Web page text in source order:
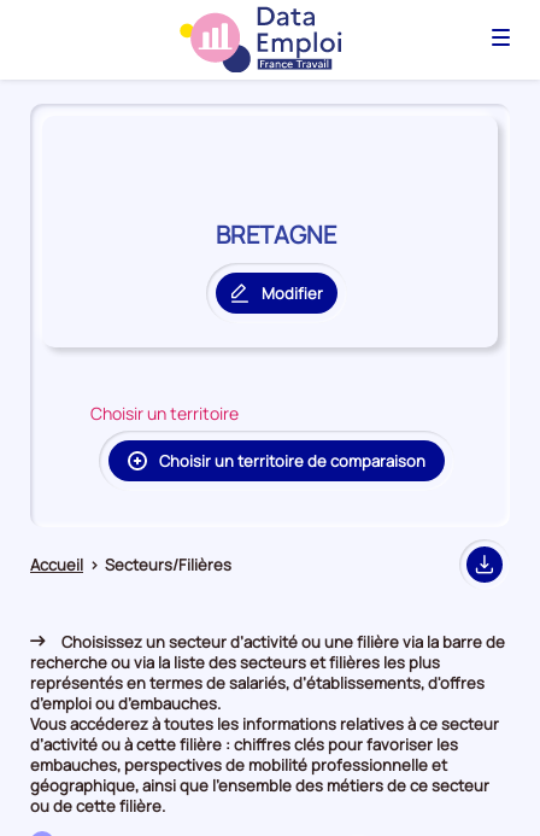
Menu
Panorama
BRETAGNE
Modifier
le
principal
Choisir un territoire
Choisir un territoire de comparaison
Accueil > Secteurs/Filières Export
Choisissez un secteur d’activité ou une filière via la barre de
recherche ou via la liste des secteurs et filières les plus
représentés en termes de salariés, d’établissements, d'offres
d’emploi ou d’embauches.
Vous accéderez à toutes les informations relatives à ce secteur
d’activité ou à cette filière : chiffres clés pour favoriser les
embauches, perspectives de mobilité professionnelle et
géographique, ainsi que l’ensemble des métiers de ce secteur
ou de cette filière.